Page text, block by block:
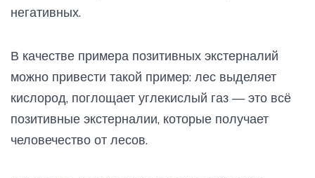
негативных.
В качестве примера позитивных экстерналий
можно привести такой пример: лес выделяет
кислород, поглощает углекислый газ — это всё
позитивные экстерналии, которые получает
человечество от лесов.